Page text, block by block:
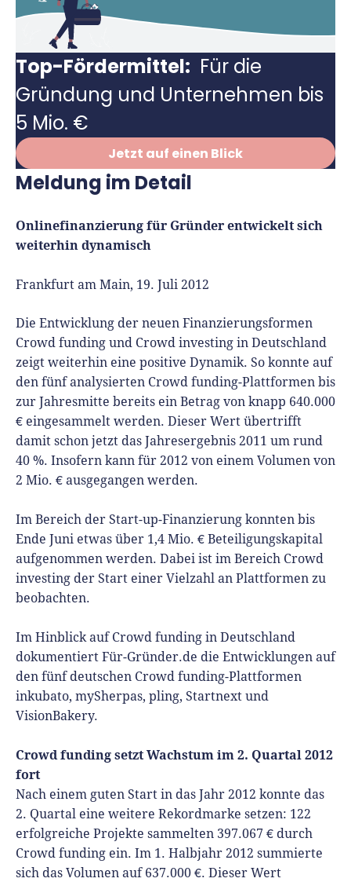
Weitere Tools & Vorlagen
Vergleiche
Steuerberatung
Software
Deals
Top-Fördermittel: Für die
Gründung und Unternehmen bis
5 Mio. €
Jetzt auf einen Blick
Meldung im Detail
Onlinefinanzierung für Gründer entwickelt sich
weiterhin dynamisch
Frankfurt am Main, 19. Juli 2012
Die Entwicklung der neuen Finanzierungsformen
Crowd funding und Crowd investing in Deutschland
zeigt weiterhin eine positive Dynamik. So konnte auf
den fünf analysierten Crowd funding-Plattformen bis
zur Jahresmitte bereits ein Betrag von knapp 640.000
€ eingesammelt werden. Dieser Wert übertrifft
damit schon jetzt das Jahresergebnis 2011 um rund
40 %. Insofern kann für 2012 von einem Volumen von
2 Mio. € ausgegangen werden.
Im Bereich der Start-up-Finanzierung konnten bis
Ende Juni etwas über 1,4 Mio. € Beteiligungskapital
aufgenommen werden. Dabei ist im Bereich Crowd
investing der Start einer Vielzahl an Plattformen zu
beobachten.
Im Hinblick auf Crowd funding in Deutschland
dokumentiert Für-Gründer.de die Entwicklungen auf
den fünf deutschen Crowd funding-Plattformen
inkubato, mySherpas, pling, Startnext und
VisionBakery.
Crowd funding setzt Wachstum im 2. Quartal 2012
fort
Nach einem guten Start in das Jahr 2012 konnte das
2. Quartal eine weitere Rekordmarke setzen: 122
erfolgreiche Projekte sammelten 397.067 € durch
Crowd funding ein. Im 1. Halbjahr 2012 summierte
sich das Volumen auf 637.000 €. Dieser Wert